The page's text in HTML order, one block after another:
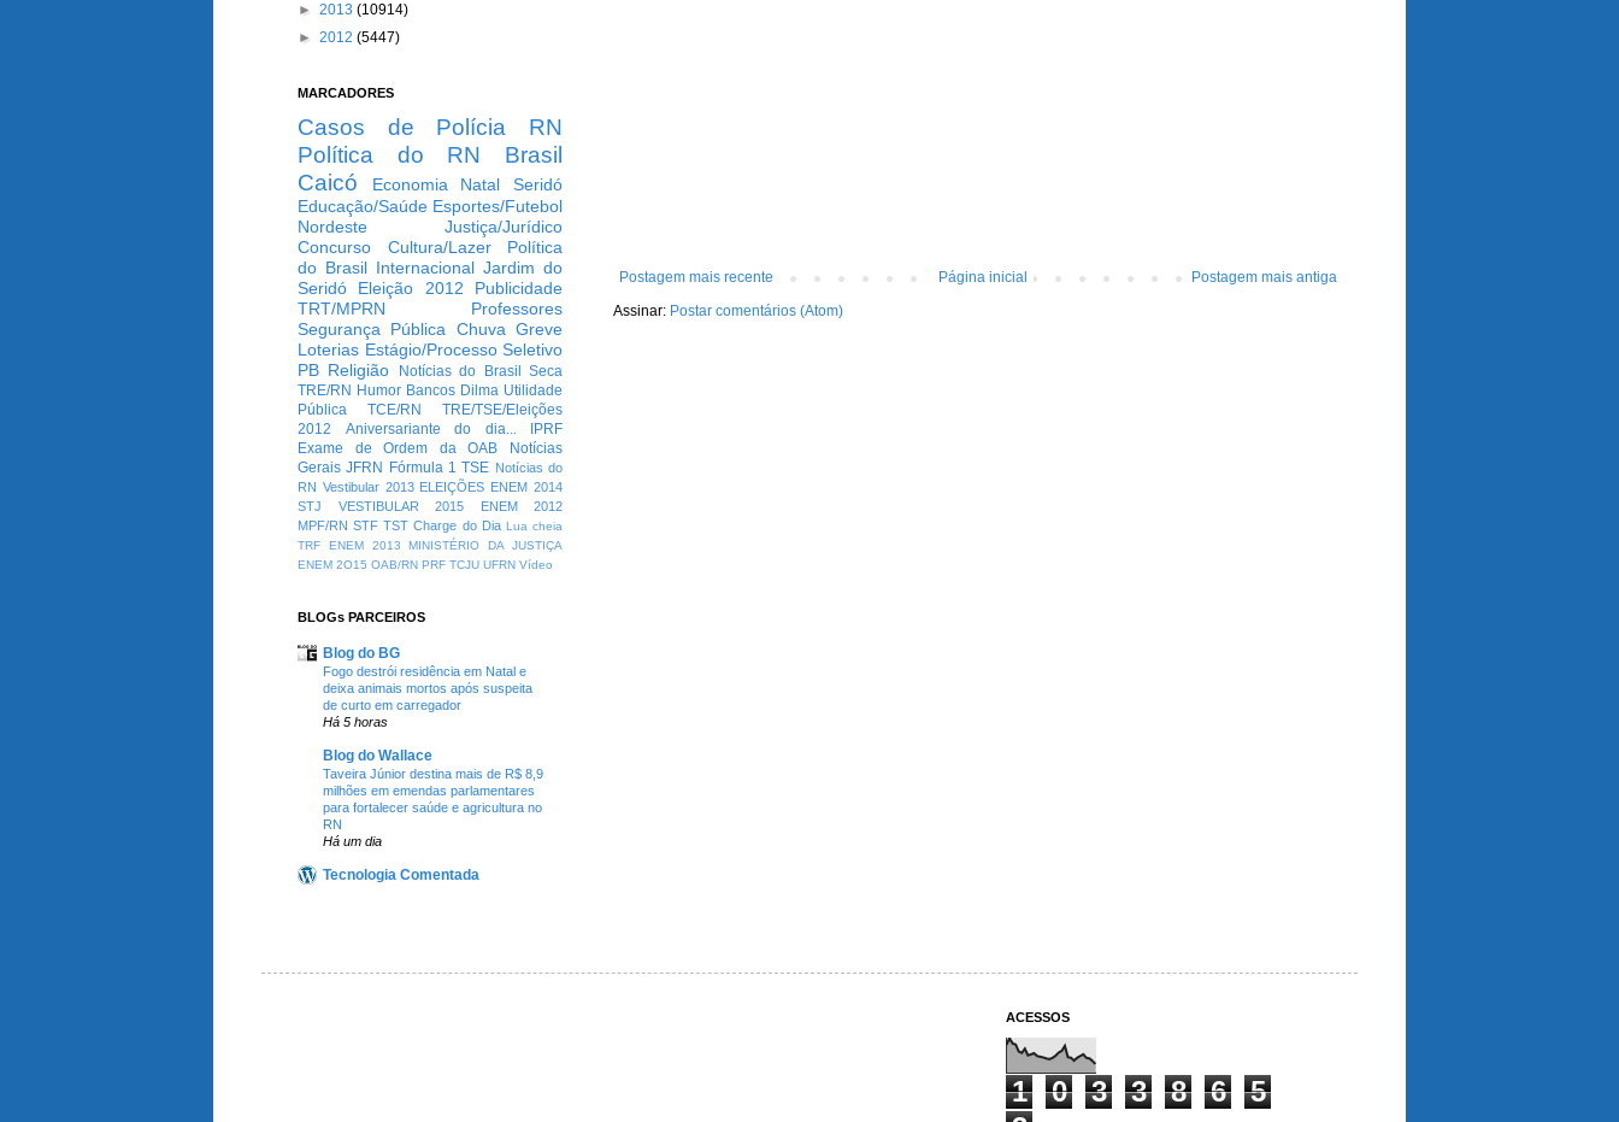
Postagem mais recente Postagem mais antiga
Página inicial
Assinar: Postar comentários (Atom)
► 2013 (10914)
► 2012 (5447)
MARCADORES
Casos de Polícia
RN
Política do RN
Brasil
Caicó
Economia Natal
Seridó
Educação/Saúde Esportes/Futebol
Nordeste
Justiça/Jurídico
Concurso
Cultura/Lazer
Política
do Brasil Internacional Jardim do
Seridó
Eleição 2012
Publicidade
TRT/MPRN
Professores
Segurança Pública Chuva Greve
Loterias Estágio/Processo Seletivo
PB Religião Notícias do Brasil
Seca
TRE/RN Humor Bancos Dilma Utilidade
Pública
TCE/RN
TRE/TSE/Eleições
2012
Aniversariante do dia...
IPRF
Exame de Ordem da OAB
Notícias
Gerais JFRN Fórmula 1 TSE Notícias do
RN Vestibular 2013 ELEIÇÕES ENEM 2014
STJ
VESTIBULAR 2015
ENEM 2012
MPF/RN STF TST Charge do Dia Lua cheia
TRF
ENEM 2013
MINISTÉRIO DA JUSTIÇA
ENEM 2O15 OAB/RN PRF TCJU UFRN Vídeo
BLOGs PARCEIROS
Blog do BG
Fogo destrói residência em Natal e
deixa animais mortos após suspeita
de curto em carregador
Há 5 horas
Blog do Wallace
Taveira Júnior destina mais de R$ 8,9
milhões em emendas parlamentares
para fortalecer saúde e agricultura no
RN
Há um dia
Tecnologia Comentada
ACESSOS
1 0 3 3 8 6
5